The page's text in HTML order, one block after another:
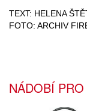
TEXT: HELENA
FOTO: ARCHIV
NÁDOBÍ